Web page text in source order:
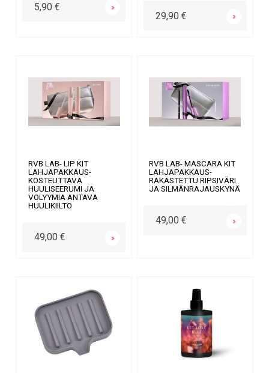
5,90 €
29,90 €
RVB LAB- LIP KIT
LAHJAPAKKAUS-
KOSTEUTTAVA
HUULISEERUMI JA
VOLYYMIA ANTAVA
HUULIKIILTO
49,00 €
RVB LAB- MASCARA KIT
LAHJAPAKKAUS-
RAKASTETTU RIPSIVÄRI
JA SILMÄNRAJAUSKYNÄ
49,00 €